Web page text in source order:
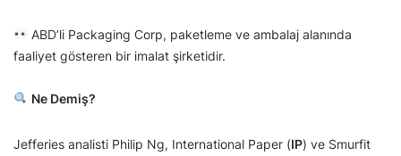
ABD’li Packaging Corp, paketleme ve ambalaj alanında
faaliyet gösteren bir imalat şirketidir.
Ne Demiş?
Jefferies analisti Philip Ng, International Paper (IP) ve Smurfit